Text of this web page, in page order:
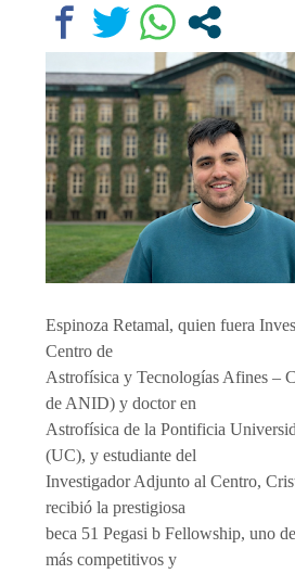
Espinoza Retamal, quien fuera
Centro de
Astrofísica y Tecnologías Afines –
de ANID) y doctor en
Astrofísica de la Pontificia
(UC), y estudiante del
Investigador Adjunto al Centro,
recibió la prestigiosa
beca 51 Pegasi b Fellowship, uno
más competitivos y